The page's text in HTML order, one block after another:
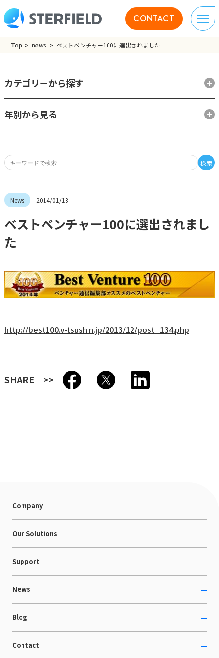
CONTACT
Top news ベストベンチャー100に選出されました
検索
カテゴリーから探す
年別から見る
2014/01/13
ベストベンチャー100に選出されまし
た
http://best100.v-tsushin.jp/2013/12/post_134.php
SHARE
Company
About us
カルチャー
採用情報
Our Solutions
越境ECコンサルティング
Shopee支援
LaunchCart
海外向けホームページ制作
Support
お役立ち資料
セミナー情報
News
プレスリリース
イベント
ニュース
Blog
ECブログ
Contact